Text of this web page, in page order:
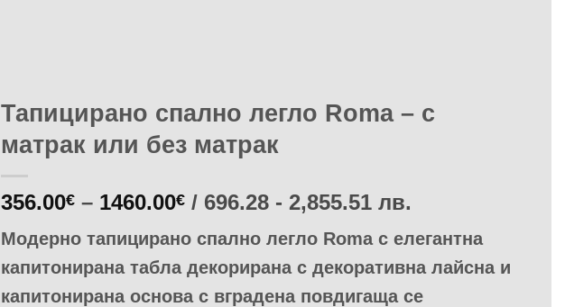
Тапицирано спално легло Roma – с
матрак или без матрак
356.00€ – 1460.00€Price
356.00€
through
1460.00€
/ 696.28 - 2,855.51 лв.
Модерно тапицирано спално легло Roma с елегантна
капитонирана табла декорирана с декоративна лайсна и
капитонирана основа с вградена повдигаща се